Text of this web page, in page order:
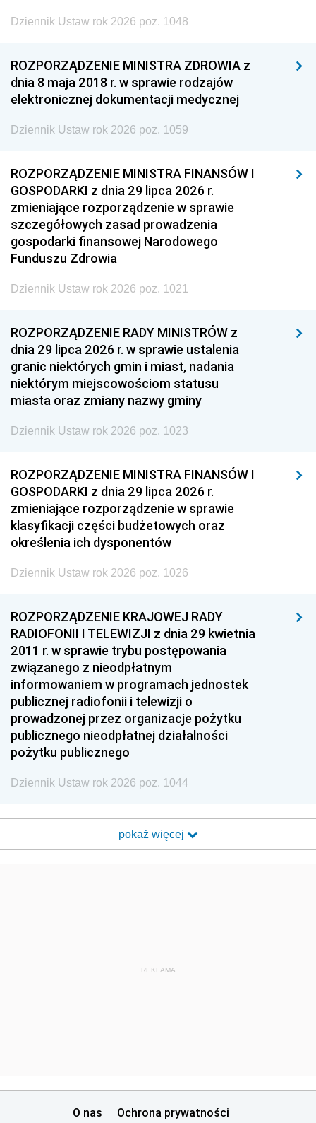
Dziennik Ustaw rok 2026 poz. 1048
ROZPORZĄDZENIE MINISTRA ZDROWIA z
dnia 8 maja 2018 r. w sprawie rodzajów
elektronicznej dokumentacji medycznej
Dziennik Ustaw rok 2026 poz. 1059
ROZPORZĄDZENIE MINISTRA FINANSÓW I
GOSPODARKI z dnia 29 lipca 2026 r.
zmieniające rozporządzenie w sprawie
szczegółowych zasad prowadzenia
gospodarki finansowej Narodowego
Funduszu Zdrowia
Dziennik Ustaw rok 2026 poz. 1021
ROZPORZĄDZENIE RADY MINISTRÓW z
dnia 29 lipca 2026 r. w sprawie ustalenia
granic niektórych gmin i miast, nadania
niektórym miejscowościom statusu
miasta oraz zmiany nazwy gminy
Dziennik Ustaw rok 2026 poz. 1023
ROZPORZĄDZENIE MINISTRA FINANSÓW I
GOSPODARKI z dnia 29 lipca 2026 r.
zmieniające rozporządzenie w sprawie
klasyfikacji części budżetowych oraz
określenia ich dysponentów
Dziennik Ustaw rok 2026 poz. 1026
ROZPORZĄDZENIE KRAJOWEJ RADY
RADIOFONII I TELEWIZJI z dnia 29 kwietnia
2011 r. w sprawie trybu postępowania
związanego z nieodpłatnym
informowaniem w programach jednostek
publicznej radiofonii i telewizji o
prowadzonej przez organizacje pożytku
publicznego nieodpłatnej działalności
pożytku publicznego
Dziennik Ustaw rok 2026 poz. 1044
pokaż więcej
REKLAMA
O nas
Ochrona prywatności